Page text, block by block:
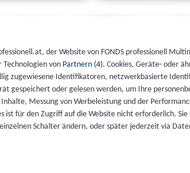
der Website von FONDS professionell
von Partnern (4). Cookies, Geräte- oder
zugewiesene Identifikatoren, netzwerkbasierte
gespeichert oder gelesen werden, um Ihre
Messung von Werbeleistung und der
ist für den Zugriff auf die Website nicht erforderlich.
Schalter ändern, oder später jederzeit via